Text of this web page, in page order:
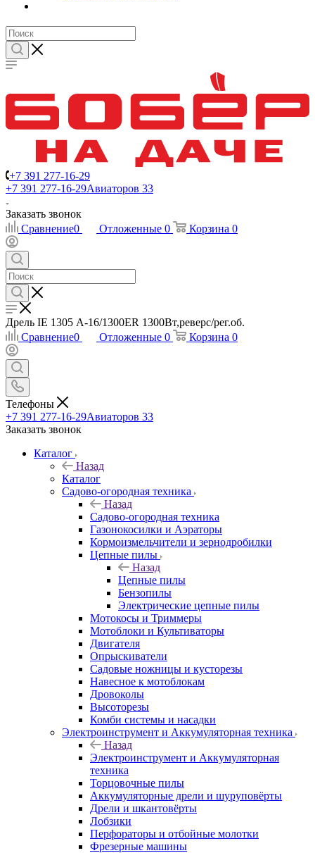
+7 391 277-16-29
+7 391 277-16-29Авиаторов 33
Заказать звонок
Сравнение0 Отложенные 0 Корзина 0
Дрель IE 1305 А-16/1300ER 1300Вт,реверс/рег.об.
Сравнение0 Отложенные 0 Корзина 0
Телефоны
+7 391 277-16-29Авиаторов 33
Заказать звонок
Каталог
Назад
Каталог
Садово-огородная техника
Назад
Садово-огородная техника
Газонокосилки и Аэраторы
Кормоизмельчители и зернодробилки
Цепные пилы
Назад
Цепные пилы
Бензопилы
Электрические цепные пилы
Мотокосы и Триммеры
Мотоблоки и Культиваторы
Двигателя
Опрыскиватели
Садовые ножницы и кусторезы
Навесное к мотоблокам
Дровоколы
Высоторезы
Комби системы и насадки
Электроинструмент и Аккумуляторная техника
Назад
Электроинструмент и Аккумуляторная
техника
Торцовочные пилы
Аккумуляторные дрели и шуруповёрты
Дрели и шкантовёрты
Лобзики
Перфораторы и отбойные молотки
Фрезерные машины